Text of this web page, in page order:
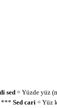
sed= Yüzde yüz
*** Sed cari= Yüz